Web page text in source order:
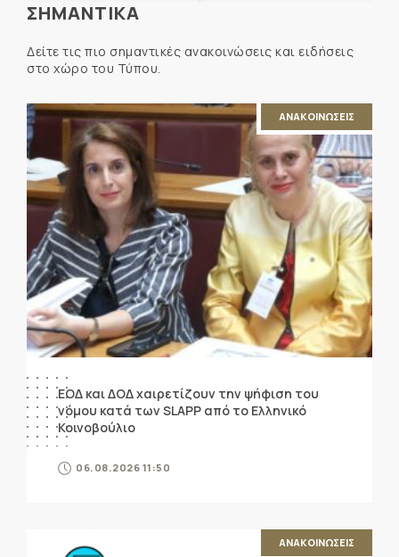
ΣΗΜΑΝΤΙΚΑ
Δείτε τις πιο σημαντικές ανακοινώσεις και ειδήσεις
στο χώρο του Τύπου.
ΑΝΑΚΟΙΝΩΣΕΙΣ
ΕΟΔ και ΔΟΔ χαιρετίζουν την ψήφιση του
νόμου κατά των SLAPP από το Ελληνικό
Κοινοβούλιο
06.08.2026 11:50
ΑΝΑΚΟΙΝΩΣΕΙΣ